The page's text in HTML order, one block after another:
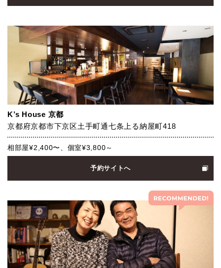
K’s House 京都
京都府京都市下京区土手町通七条上る納屋町418
相部屋¥2,400〜、個室¥3,800～
予約サイトへ